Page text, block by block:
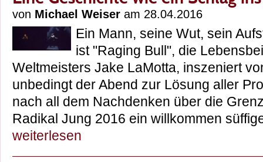
von Michael Weiser am 28.04.2016
Ein Mann, seine Wut, sein
ist "Raging Bull", die
Weltmeisters Jake LaMotta, inszeniert
unbedingt der Abend zur Lösung aller
nach all dem Nachdenken über die
Radikal Jung 2016 ein willkommen
weiterlesen